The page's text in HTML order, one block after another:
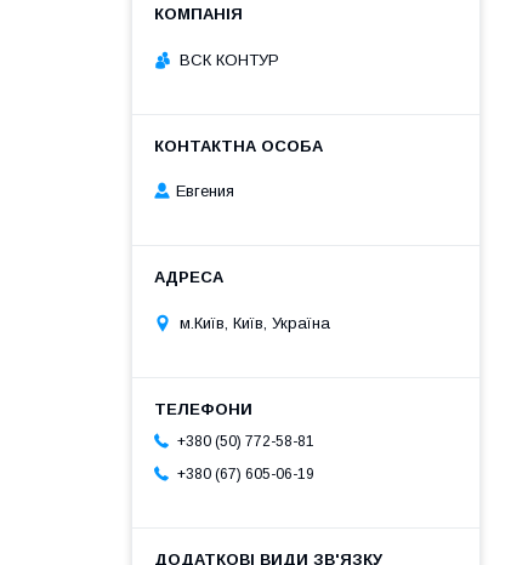
ВСК КОНТУР
Евгения
м.Київ, Київ, Україна
+380 (50) 772-58-81
+380 (67) 605-06-19